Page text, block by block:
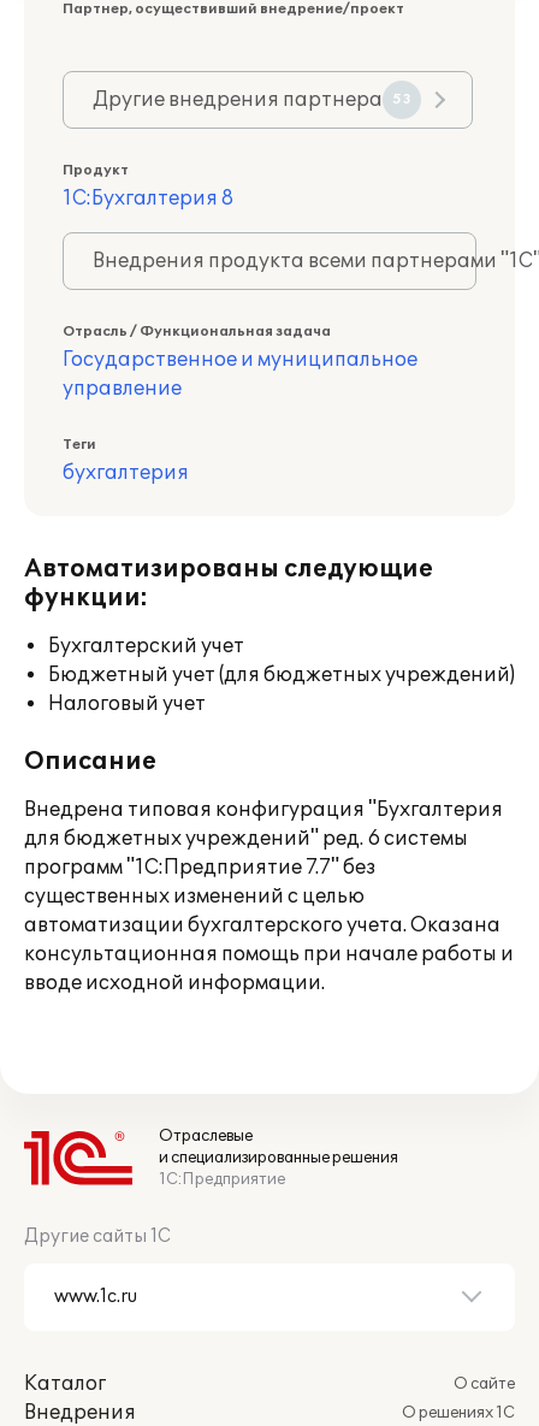
Партнер, осуществивший внедрение/проект
Другие внедрения партнера 53
Продукт
1С:Бухгалтерия 8
Внедрения продукта всеми партнерами
Отрасль / Функциональная задача
Государственное и муниципальное
управление
Теги
бухгалтерия
Автоматизированы следующие
функции:
Бухгалтерский учет
Бюджетный учет (для бюджетных учреждений)
Налоговый учет
Описание
Внедрена типовая конфигурация "Бухгалтерия
для бюджетных учреждений" ред. 6 системы
программ "1С:Предприятие 7.7" без
существенных изменений с целью
автоматизации бухгалтерского учета. Оказана
консультационная помощь при начале работы и
вводе исходной информации.
Отраслевые
и специализированные решения
1С:Предприятие
Другие сайты 1С
Каталог
Внедрения
О сайте
О решениях 1С